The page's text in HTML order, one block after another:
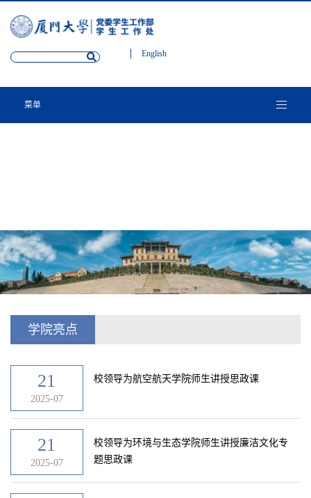
English
菜单
学院亮点
21
2025-07
校领导为航空航天学院师生讲授思政课
21
2025-07
校领导为环境与生态学院师生讲授廉洁文化专
题思政课